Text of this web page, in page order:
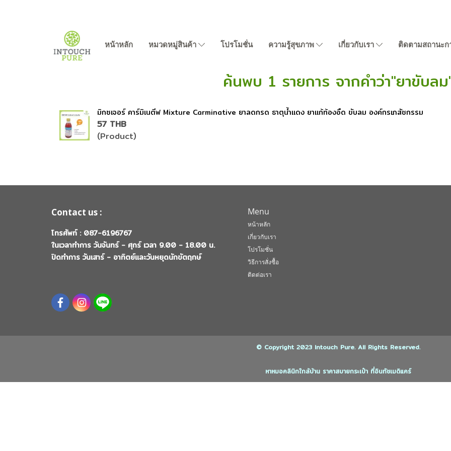
หน้าหลัก หมวดหมู่สินค้า โปรโมชั่น ความรู้สุขภาพ เกี่ยวกับเรา ติดตามสถานะก
ค้นพบ 1 รายการ จากคำว่า"ยาขับล
มิกซเจอร์ คาร์มิเนตีฟ Mixture Carminative ยาลดกรด ธาตุน้ำแดง ยาแก้ท้องอืด ขับลม องค์กรเภสัชกรรม
57 THB
(Product)
Contact us :
โทรศัพท์ : 087-6196767
ในเวลาทำการ วันจันทร์ - ศุกร์ เวลา 9.00 - 18.00 น.
ปิดทำการ วันเสาร์ - อาทิตย์และวันหยุดนักขัตฤกษ์
Menu
หน้าหลัก
เกี่ยวกับเรา
โปรโมชั่น
วิธีการสั่งซื้อ
ติดต่อเรา
© Copyright 2023 Intouch Pure. All Rights Reserved.
หาหมอคลินิกใกล้บ้าน ราคาสบายกระเป๋า ที่อินทัชเมดิแคร์